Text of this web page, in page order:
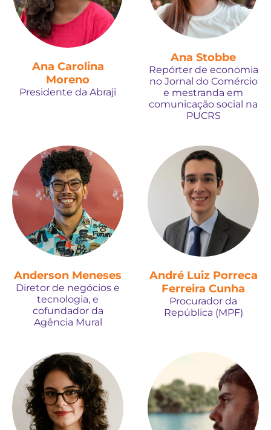
Ana Carolina
Moreno
Presidente da Abraji
Ana Stobbe
Repórter de economia
no Jornal do Comércio
e mestranda em
comunicação social na
PUCRS
Anderson Meneses
Diretor de negócios e
tecnologia, e
cofundador da
Agência Mural
André Luiz Porreca
Ferreira Cunha
Procurador da
República (MPF)